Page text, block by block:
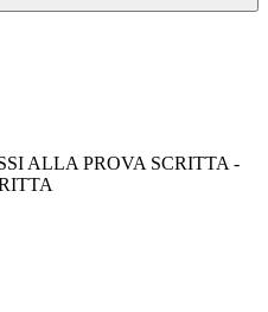
ALLA PROVA SCRITTA -